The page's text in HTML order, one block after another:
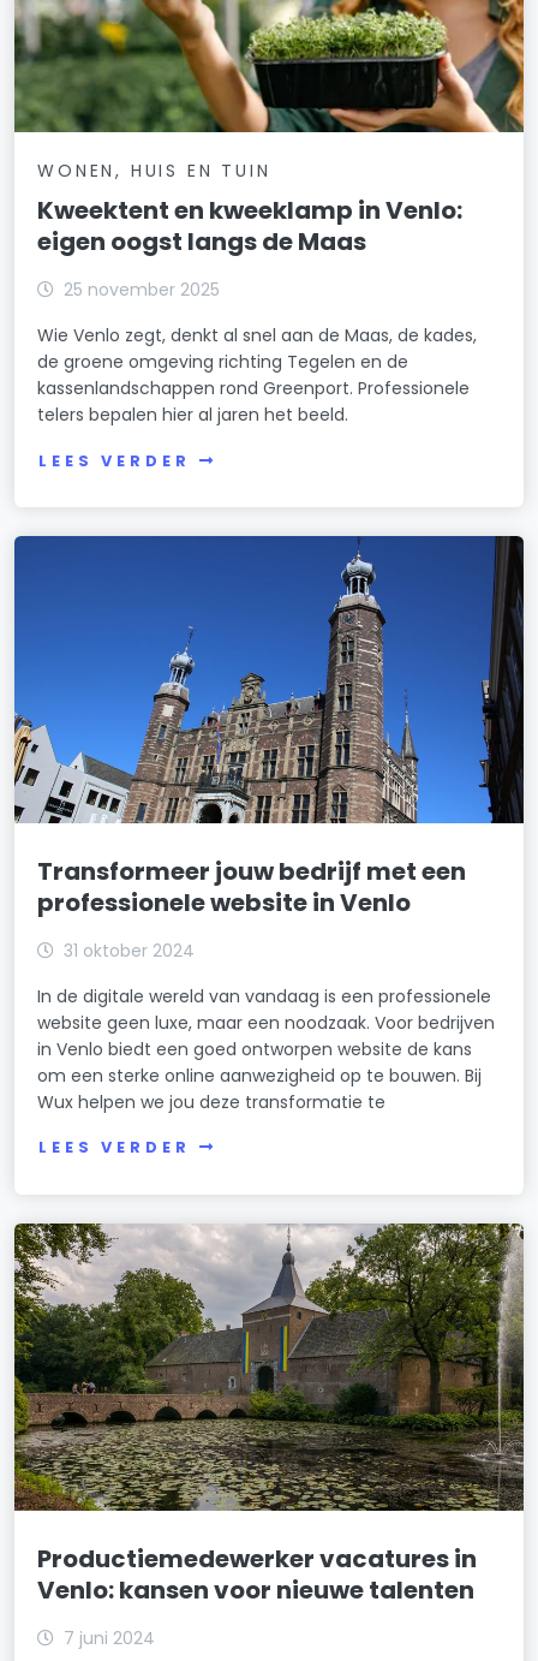
WONEN, HUIS EN TUIN
Kweektent en kweeklamp in Venlo:
eigen oogst langs de Maas
25 november 2025
Wie Venlo zegt, denkt al snel aan de Maas, de kades,
de groene omgeving richting Tegelen en de
kassenlandschappen rond Greenport. Professionele
telers bepalen hier al jaren het beeld.
LEES VERDER
Transformeer jouw bedrijf met een
professionele website in Venlo
31 oktober 2024
In de digitale wereld van vandaag is een professionele
website geen luxe, maar een noodzaak. Voor bedrijven
in Venlo biedt een goed ontworpen website de kans
om een sterke online aanwezigheid op te bouwen. Bij
Wux helpen we jou deze transformatie te
LEES VERDER
Productiemedewerker vacatures in
Venlo: kansen voor nieuwe talenten
7 juni 2024